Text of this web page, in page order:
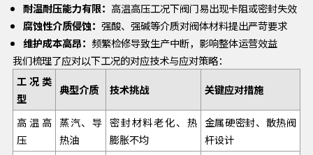
耐温耐压能力有限： 高温高压工况下阀门易出现卡阻或密封失效
腐蚀性介质侵蚀： 强酸、强碱等介质对阀体材料提出严苛要求
维护成本高昂： 频繁检修导致生产中断，影响整体运营效益
我们梳理了应对以下工况的对应技术与应对策略：
工况类
型
典型介质 技术挑战 关键应对措施
高温高
压
蒸汽、导
热油
密封材料老化、热
膨胀不均
金属硬密封、散热阀
杆设计